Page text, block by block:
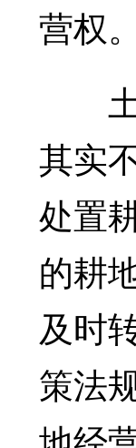
营权。
土
其实
处置
的耕
及时
策法